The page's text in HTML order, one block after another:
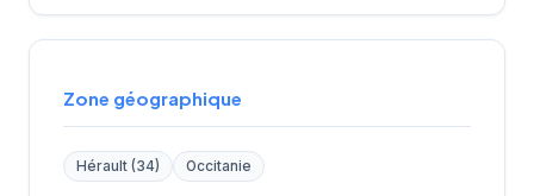
Zone géographique
Hérault (34) Occitanie